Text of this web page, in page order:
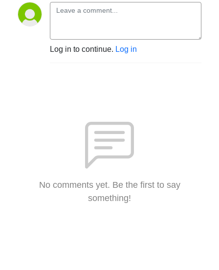
Log in to continue. Log in
No comments yet. Be the first to say
something!